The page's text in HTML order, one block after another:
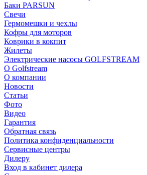
Баки PARSUN
Свечи
Гермомешки и чехлы
Кофры для моторов
Коврики в кокпит
Жилеты
Электрические насосы GOLFSTREAM
О Golfstream
О компании
Новости
Статьи
Фото
Видео
Гарантия
Обратная связь
Политика конфиденциальности
Сервисные центры
Дилеру
Вход в кабинет дилера